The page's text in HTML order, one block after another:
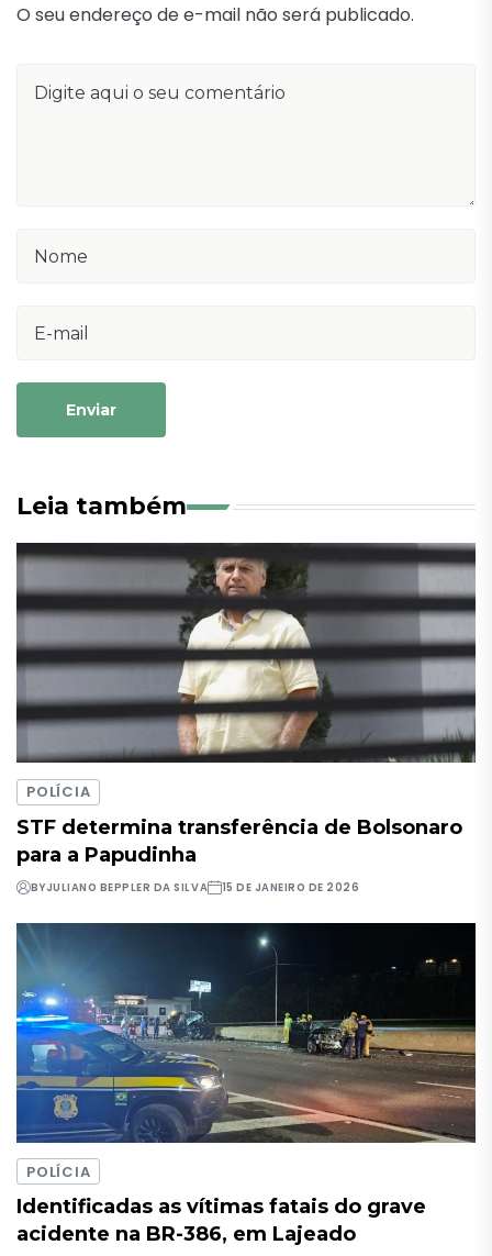
O seu endereço de e-mail não será publicado.
Enviar
Leia também
POLÍCIA
STF determina transferência de Bolsonaro
para a Papudinha
BYJULIANO BEPPLER DA SILVA 15 DE JANEIRO DE 2026
POLÍCIA
Identificadas as vítimas fatais do grave
acidente na BR-386, em Lajeado